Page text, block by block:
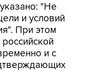
"Не
и условий
При этом
и с